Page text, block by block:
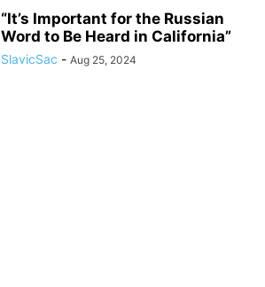
“It’s Important for the Russian
Word to Be Heard in California”
SlavicSac - Aug 25, 2024